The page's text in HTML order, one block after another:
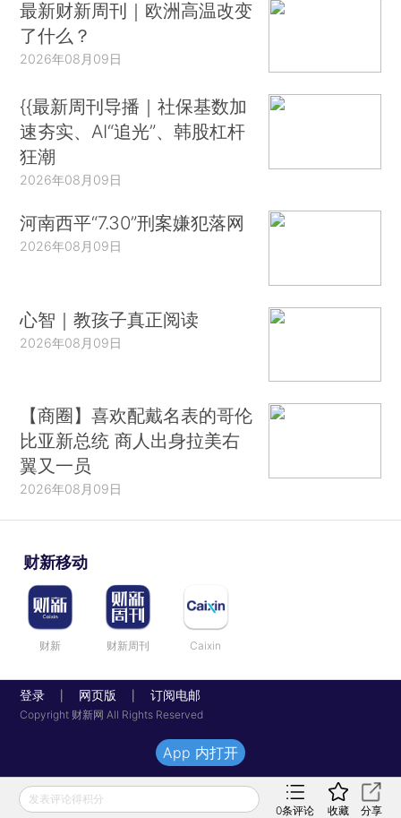
最新财新周刊｜欧洲高温改变
了什么？
2026年08月09日
{{最新周刊导播｜社保基数加
速夯实、AI“追光”、韩股杠杆
狂潮
2026年08月09日
河南西平“7.30”刑案嫌犯落网
2026年08月09日
心智｜教孩子真正阅读
2026年08月09日
【商圈】喜欢配戴名表的哥伦
比亚新总统 商人出身拉美右
翼又一员
2026年08月09日
财新移动
财新 财新周刊 Caixin
登录 网页版 订阅电邮
Copyright 财新网 All Rights Reserved
发表评论得积分
0条评论 收藏 分享
App 内打开